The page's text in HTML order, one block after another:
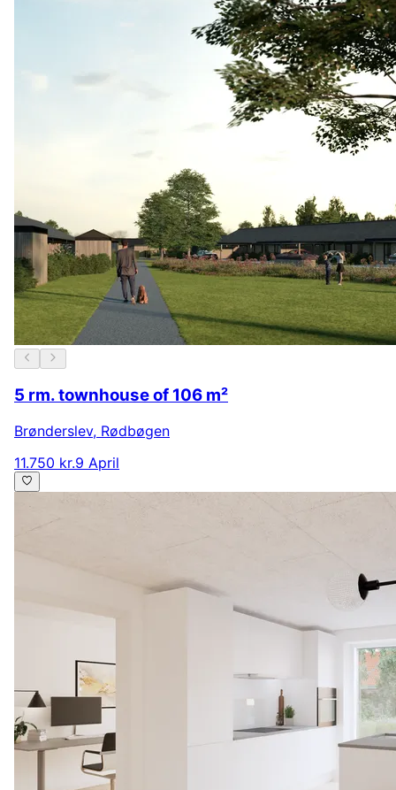
5 rm. townhouse of 106 m²
Brønderslev, Rødbøgen
11.750 kr.9 April